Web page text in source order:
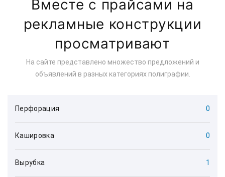
Вместе с прайсами на
рекламные конструкции
просматривают
На сайте представлено множество предложений и
объявлений в разных категориях полиграфии.
Перфорация 0
Кашировка 0
Вырубка 1